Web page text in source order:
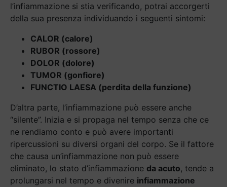
l’infiammazione si stia verificando, potrai accorgerti
della sua presenza individuando i seguenti sintomi:
CALOR (calore)
RUBOR (rossore)
DOLOR (dolore)
TUMOR (gonfiore)
FUNCTIO LAESA (perdita della funzione)
D’altra parte, l’infiammazione può essere anche
“silente”. Inizia e si propaga nel tempo senza che ce
ne rendiamo conto e può avere importanti
ripercussioni su diversi organi del corpo. Se il fattore
che causa un’infiammazione non può essere
eliminato, lo stato d’infiammazione da acuto, tende a
prolungarsi nel tempo e divenire infiammazione